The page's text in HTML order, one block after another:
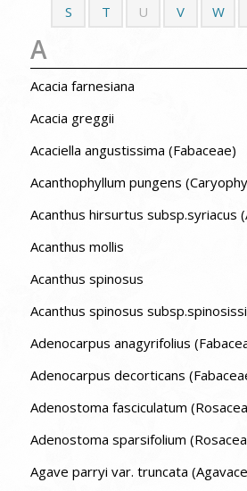
S T U V W
A
Acacia farnesiana
Acacia greggii
Acaciella angustissima (Fabaceae)
Acanthophyllum pungens
Acanthus hirsurtus subsp.syriacus
Acanthus mollis
Acanthus spinosus
Acanthus spinosus
Adenocarpus anagyrifolius
Adenocarpus decorticans
Adenostoma fasciculatum
Adenostoma sparsifolium
Agave parryi var. truncata